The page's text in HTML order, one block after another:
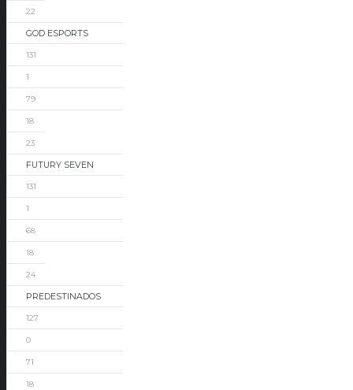
22
GOD ESPORTS
131
1
79
18
23
FUTURY SEVEN
131
1
68
18
24
PREDESTINADOS
127
0
71
18